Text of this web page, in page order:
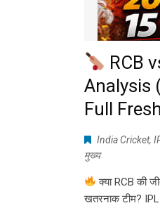
RCB
Analysis
Full
India Cricket,
मुख्य
क्या RCB की
खतरनाक टीम?